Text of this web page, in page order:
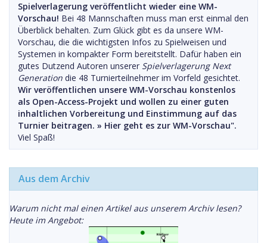
Spielverlagerung veröffentlicht wieder eine WM-
Vorschau! Bei 48 Mannschaften muss man erst einmal den
Überblick behalten. Zum Glück gibt es da unsere WM-
Vorschau, die die wichtigsten Infos zu Spielweisen und
Systemen in kompakter Form bereitstellt. Dafür haben ein
gutes Dutzend Autoren unserer Spielverlagerung Next
Generation die 48 Turnierteilnehmer im Vorfeld gesichtet.
Wir veröffentlichen unsere WM-Vorschau konstenlos
als Open-Access-Projekt und wollen zu einer guten
inhaltlichen Vorbereitung und Einstimmung auf das
Turnier beitragen. » Hier geht es zur WM-Vorschau".
Viel Spaß!
Aus dem Archiv
Warum nicht mal einen Artikel aus unserem Archiv lesen?
Heute im Angebot: